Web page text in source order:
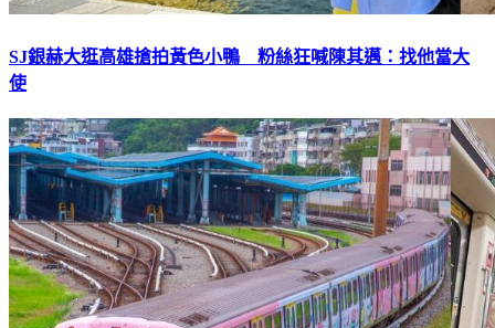
SJ銀赫大逛高雄搶拍黃色小鴨 粉絲狂喊陳其邁：找他當大
使